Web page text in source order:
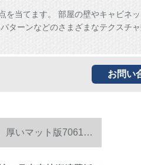
を当てます。 部屋の壁やキャビネ
ターンなどのさまざまなテクスチ
お問い
厚いマット版7061メ